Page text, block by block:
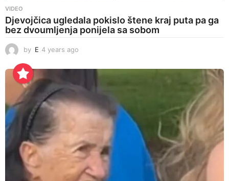
VIDEO
Djevojčica ugledala pokislo štene kraj puta pa ga
bez dvoumljenja ponijela sa sobom
by E 4 years ago
e
s
a